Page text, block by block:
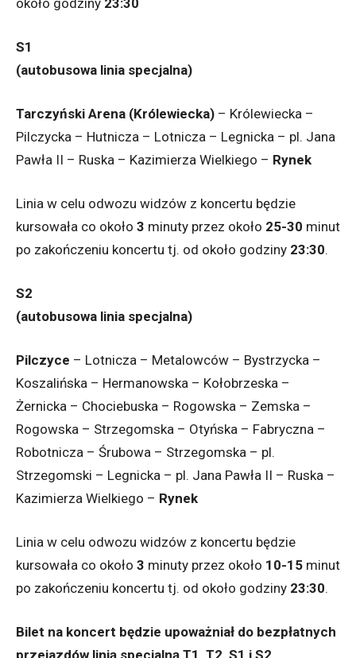
około godziny 23:30
S1
(autobusowa linia specjalna)
Tarczyński Arena (Królewiecka) – Królewiecka –
Pilczycka – Hutnicza – Lotnicza – Legnicka – pl. Jana
Pawła II – Ruska – Kazimierza Wielkiego – Rynek
Linia w celu odwozu widzów z koncertu będzie
kursowała co około 3 minuty przez około 25-30 minut
po zakończeniu koncertu tj. od około godziny 23:30.
S2
(autobusowa linia specjalna)
Pilczyce – Lotnicza – Metalowców – Bystrzycka –
Koszalińska – Hermanowska – Kołobrzeska –
Żernicka – Chociebuska – Rogowska – Zemska –
Rogowska – Strzegomska – Otyńska – Fabryczna –
Robotnicza – Śrubowa – Strzegomska – pl.
Strzegomski – Legnicka – pl. Jana Pawła II – Ruska –
Kazimierza Wielkiego – Rynek
Linia w celu odwozu widzów z koncertu będzie
kursowała co około 3 minuty przez około 10-15 minut
po zakończeniu koncertu tj. od około godziny 23:30.
Bilet na koncert będzie upoważniał do bezpłatnych